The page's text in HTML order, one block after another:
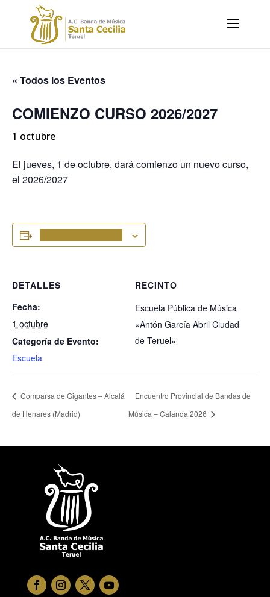
« Todos los Eventos
COMIENZO CURSO 2026/2027
1 octubre
El jueves, 1 de octubre, dará comienzo un nuevo curso,
el 2026/2027
DETALLES
Fecha:
1 octubre
Categoría de Evento:
Escuela
RECINTO
Escuela Pública de Música
«Antón García Abril Ciudad
de Teruel»
Comparsa de Gigantes – Alcalá
de Henares (Madrid)
Encuentro Provincial de Bandas de
Música – Calanda 2026